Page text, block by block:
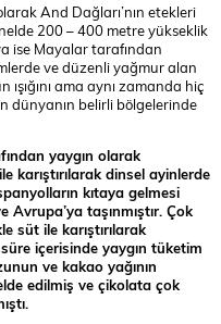
And Dağları’nın etekleri
200 – 400 metre yükseklik
ise Mayalar tarafından
ve düzenli yağmur alan
ama aynı zamanda hiç
dünyanın belirli bölgelerinde
yaygın olarak
karıştırılarak dinsel ayinlerde
kıtaya gelmesi
taşınmıştır. Çok
süt ile karıştırılarak
içerisinde yaygın tüketim
ve kakao yağının
edilmiş ve çikolata çok